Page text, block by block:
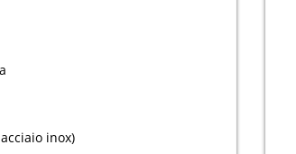
inox)